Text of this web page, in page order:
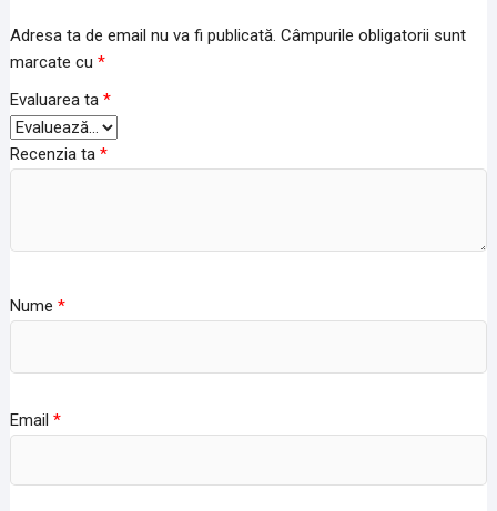
Adresa ta de email nu va fi publicată. Câmpurile obligatorii sunt
marcate cu *
Evaluarea ta *
Recenzia ta *
Nume *
Email *